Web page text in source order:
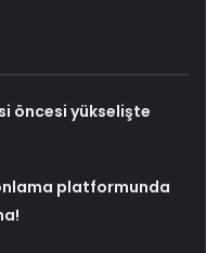
öncesi yükselişte
platformunda